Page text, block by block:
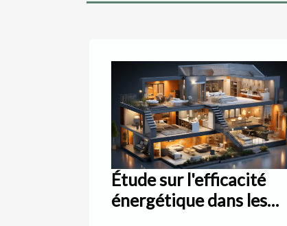
Étude sur l'efficacité
énergétique dans les